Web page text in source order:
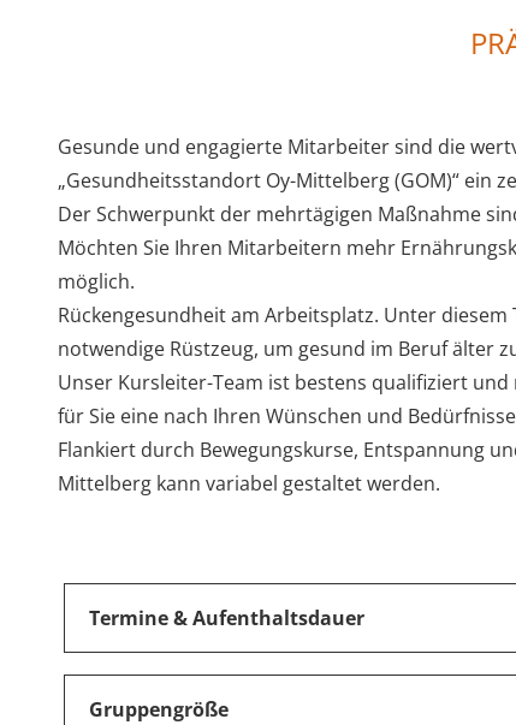
Gesunde und engagierte Mitarbeiter sind die
„Gesundheitsstandort Oy-Mittelberg (GOM)“
Der Schwerpunkt der mehrtägigen Maßnahme
Möchten Sie Ihren Mitarbeitern mehr
möglich.
Rückengesundheit am Arbeitsplatz. Unter
notwendige Rüstzeug, um gesund im Beruf älter
Unser Kursleiter-Team ist bestens qualifiziert
für Sie eine nach Ihren Wünschen und
Flankiert durch Bewegungskurse, Entspannung
Mittelberg kann variabel gestaltet werden.
Termine & Aufenthaltsdauer
Gruppengröße